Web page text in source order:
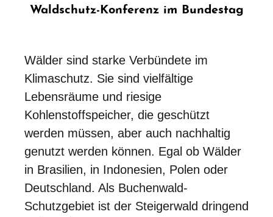
Waldschutz-Konferenz im Bundestag
Wälder sind starke Verbündete im
Klimaschutz. Sie sind vielfältige
Lebensräume und riesige
Kohlenstoffspeicher, die geschützt
werden müssen, aber auch nachhaltig
genutzt werden können. Egal ob Wälder
in Brasilien, in Indonesien, Polen oder
Deutschland. Als Buchenwald-
Schutzgebiet ist der Steigerwald dringend